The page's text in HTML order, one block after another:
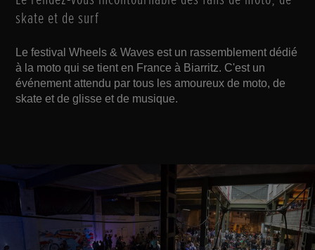
skate et de surf
Le festival Wheels & Waves est un rassemblement dédié
à la moto qui se tient en France à Biarritz. C'est un
événement attendu par tous les amoureux de moto, de
skate et de glisse et de musique.